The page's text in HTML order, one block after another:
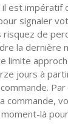
il est impératif
signaler
risquez de
la dernière
limite
jours à
commande,
là pour